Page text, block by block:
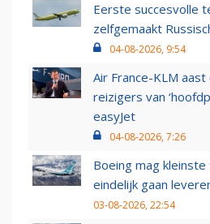
Eerste succesvolle
zelfgemaakt
04-08-2026, 9:54
Air France-KLM
reizigers van
easyJet
04-08-2026, 7:26
Boeing mag
eindelijk gaan
03-08-2026, 22:54